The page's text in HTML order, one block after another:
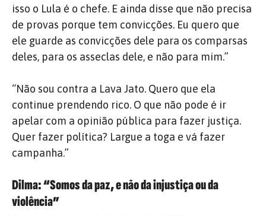
isso o Lula é o chefe. E ainda disse que não precisa
de provas porque tem convicções. Eu quero que
ele guarde as convicções dele para os comparsas
deles, para os asseclas dele, e não para mim.”
“Não sou contra a Lava Jato. Quero que ela
continue prendendo rico. O que não pode é ir
apelar com a opinião pública para fazer justiça.
Quer fazer política? Largue a toga e vá fazer
campanha.”
Dilma: “Somos da paz, e não da injustiça ou da
violência”